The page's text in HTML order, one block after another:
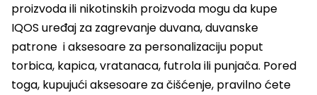
proizvoda ili nikotinskih proizvoda mogu da kupe
IQOS uređaj za zagrevanje duvana, duvanske
patrone i aksesoare za personalizaciju poput
torbica, kapica, vratanaca, futrola ili punjača. Pored
toga, kupujući aksesoare za čišćenje, pravilno ćete